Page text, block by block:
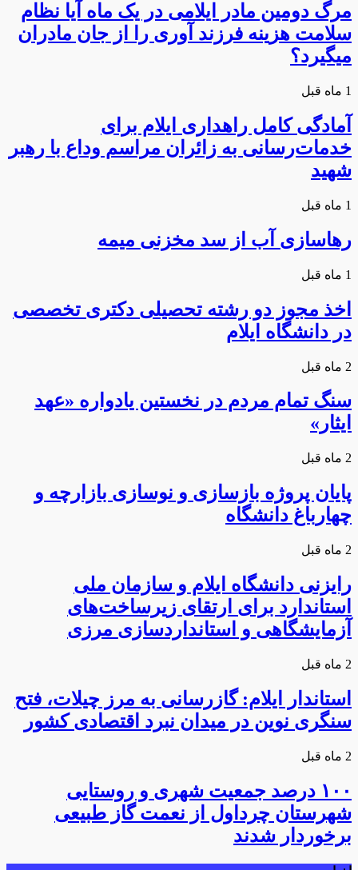
مرگ دومین مادر ایلامی در یک ماه آیا نظام
سلامت هزینه فرزند آوری را از جان مادران
میگیرد؟
1 ماه قبل
آمادگی کامل راهداری ایلام برای
خدمات‌رسانی به زائران مراسم وداع با رهبر
شهید
1 ماه قبل
رهاسازی آب از سد مخزنی میمه
1 ماه قبل
اخذ مجوز دو رشته تحصیلی دکتری تخصصی
در دانشگاه ایلام
2 ماه قبل
سنگ تمام مردم در نخستین یادواره «عهد
ایثار»
2 ماه قبل
پایان پروژه بازسازی و نوسازی بازارچه و
چهارباغ دانشگاه
2 ماه قبل
رایزنی دانشگاه ایلام و سازمان ملی
استاندارد برای ارتقای زیرساخت‌های
آزمایشگاهی و استانداردسازی مرزی
2 ماه قبل
استاندار ایلام: گازرسانی به مرز چیلات، فتح
سنگری نوین در میدان نبرد اقتصادی کشور
2 ماه قبل
۱۰۰ درصد جمعیت شهری و روستایی
شهرستان چرداول از نعمت گاز طبیعی
برخوردار شدند